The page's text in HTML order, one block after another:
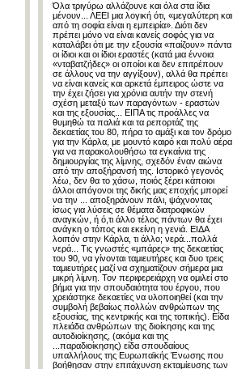
Όλα τριγύρω αλλάζουνε και όλα στα ίδια
μένουν... ΛΕΕΙ μια λογική ότι, «μεγαλύτερη και
από τη σοφία είναι η εμπειρία». Διότι δεν
πρέπει μόνο να είναι κανείς σοφός για να
καταλάβει ότι με την εξουσία «παίζουν» πάντα
οι ίδιοι και οι ίδιοι εραστές (κατά μια έννοια
«νταβατζήδες» οι οποίοι και δεν επιτρέπουν
σε άλλους να την αγγίξουν), αλλά θα πρέπει
να είναι κανείς και αρκετά έμπειρος ώστε να
την έχει ζήσει για χρόνια αυτήν την στενή
σχέση μεταξύ των παραγόντων - εραστών
και της εξουσίας... ΕΙΠΑ τις προάλλες να
θυμηθώ τα παλιά και τα ρεπορτάζ της
δεκαετίας του 80, πήρα το αμάξι και τον δρόμο
για την Κάρλα, με μουντό καιρό και πολύ αέρα
για να παρακολουθήσω τα εγκαίνια της
δημιουργίας της λίμνης, σχεδόν έναν αιώνα
από την αποξήρανσή της. Ιστορικό γεγονός
λέω, δεν θα το χάσω, ποιός ξέρει κάποιοι
άλλοι απόγονοι της δικής μας εποχής μπορεί
να την ... αποξηράνουν πάλι, ψάχνοντας
ίσως για λύσεις σε θέματα διατροφικών
αναγκών, ή ό,τι άλλο τέλος πάντων θα έχει
ανάγκη ο τόπος και εκείνη η γενιά. ΕΙΔΑ
λοιπόν στην Κάρλα, τι άλλο; νερά...πολλά
νερά... Τις γνωστές «μπάρες» της δεκαετίας
του 90, να γίνονται ταμιευτήρες και δυο τρεις
ταμιευτήρες μαζί να σχηματίζουν σήμερα μια
μικρή λίμνη. Τον περιφερειάρχη να ομιλεί στο
βήμα για την σπουδαιότητα του έργου, που
χρειάστηκε δεκαετίες να υλοποιηθεί (και την
συμβολή βεβαίως πολλών ανθρώπων της
εξουσίας, της κεντρικής και της τοπικής). Είδα
πλειάδα ανθρώπων της διοίκησης και της
αυτοδιοίκησης, (ακόμα και της
...παραδιοίκησης) είδα σπουδαίους
υπαλλήλους της Ευρωπαϊκής Ένωσης που
βοήθησαν στην επιτάχυνση εκταμίευσης των